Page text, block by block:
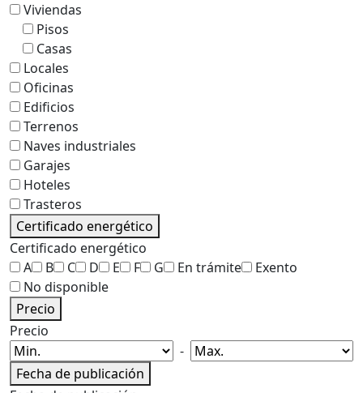
Viviendas
Pisos
Casas
Locales
Oficinas
Edificios
Terrenos
Naves industriales
Garajes
Hoteles
Trasteros
Certificado energético
Certificado energético
A
B C D E F G En trámite
Exento
No disponible
Precio
Precio
-
Fecha de publicación